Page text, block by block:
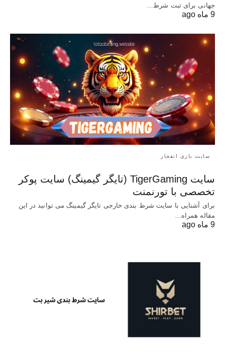
جهانی برای ثبت شرط…
9 ماه ago
سایت بازی انفجار
سایت TigerGaming (تایگر گیمینگ) سایت پوکر
تخصصی با تورنمنت
برای آشنایی با سایت شرط بندی خارجی تایگر گیمینگ می توانید در این
مقاله همراه…
9 ماه ago